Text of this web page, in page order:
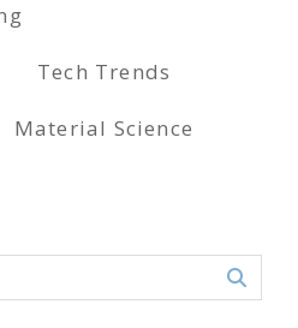
Tech Trends
Material Science